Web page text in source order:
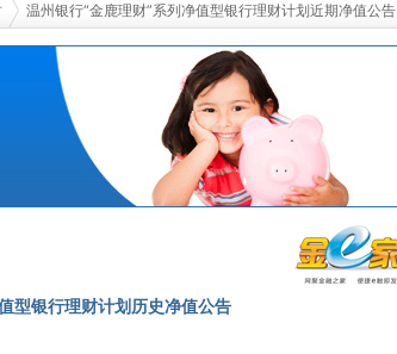
温州银行“金鹿理财”系列净值型银行理财计划近期净值公告
型银行理财计划历史净值公告